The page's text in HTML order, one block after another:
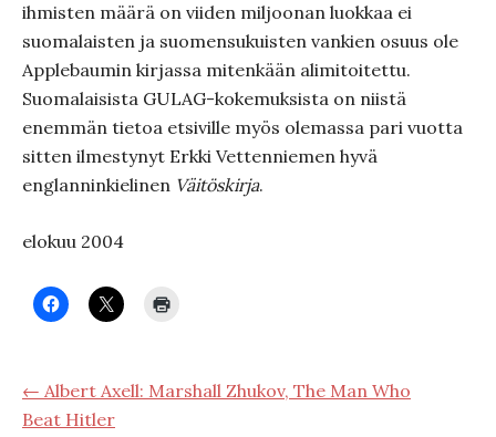
ihmisten määrä on viiden miljoonan luokkaa ei
suomalaisten ja suomensukuisten vankien osuus ole
Applebaumin kirjassa mitenkään alimitoitettu.
Suomalaisista GULAG-kokemuksista on niistä
enemmän tietoa etsiville myös olemassa pari vuotta
sitten ilmestynyt Erkki Vettenniemen hyvä
englanninkielinen Väitöskirja.
elokuu 2004
← Albert Axell: Marshall Zhukov, The Man Who
Beat Hitler